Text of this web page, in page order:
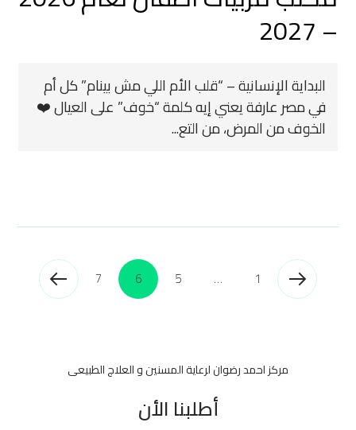
– 2027
البداية الإنسانية – “قلب الأم اللي مش بينام” كل أم
في مصر عارفة يعني إيه كلمة “خوف” على العيال ❤️
الخوف من المرض، من التع...
1
…
5
6
7
مركز احمد رضوان لرعاية المسنين و العلاج الطبيعى
أطلبنا الأن